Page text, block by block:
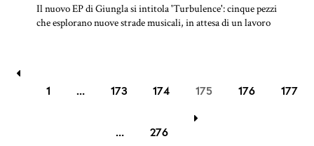
Il nuovo EP di Giungla si intitola 'Turbulence': cinque pezzi
che esplorano nuove strade musicali, in attesa di un lavoro
1 … 173 174 175 176 177
… 276